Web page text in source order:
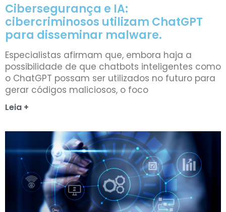
Cibersegurança e IA:
cibercriminosos utilizam ChatGPT
para disseminar malware.
Especialistas afirmam que, embora haja a
possibilidade de que chatbots inteligentes como
o ChatGPT possam ser utilizados no futuro para
gerar códigos maliciosos, o foco
Leia +